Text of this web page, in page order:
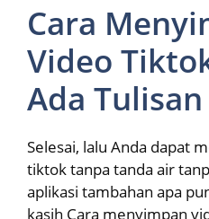
Cara
Video
Ada Tulisan
Selesai, lalu Anda dapat
tiktok tanpa tanda air
aplikasi tambahan apa
kasih Cara menyimpan